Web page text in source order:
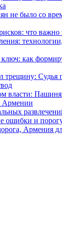
не было со
что
как
трещину: Судья
власти:
Армении
ошибки и
Армения